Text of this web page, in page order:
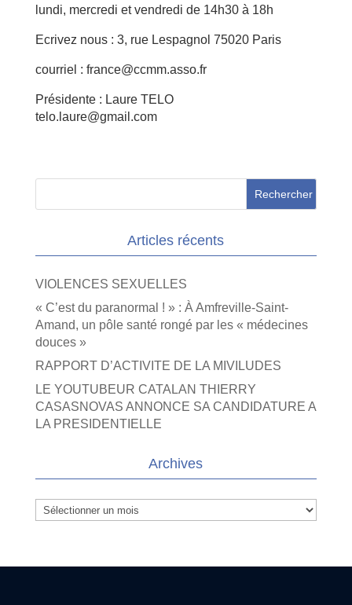
lundi, mercredi et vendredi de 14h30 à 18h
Ecrivez nous : 3, rue Lespagnol 75020 Paris
courriel : france@ccmm.asso.fr
Présidente : Laure TELO
telo.laure@gmail.com
Articles récents
VIOLENCES SEXUELLES
« C’est du paranormal ! » : À Amfreville-Saint-
Amand, un pôle santé rongé par les « médecines
douces »
RAPPORT D’ACTIVITE DE LA MIVILUDES
LE YOUTUBEUR CATALAN THIERRY
CASASNOVAS ANNONCE SA CANDIDATURE A
LA PRESIDENTIELLE
Archives
Archives